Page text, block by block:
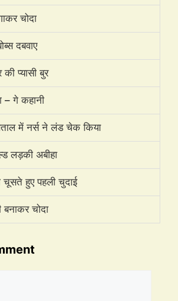
चोदा
दबवाए
की प्यासी बुर
– गे कहानी
में नर्स ने लंड चेक किया
लड़की अबीहा
चूसते हुए पहली चुदाई
बनाकर चोदा